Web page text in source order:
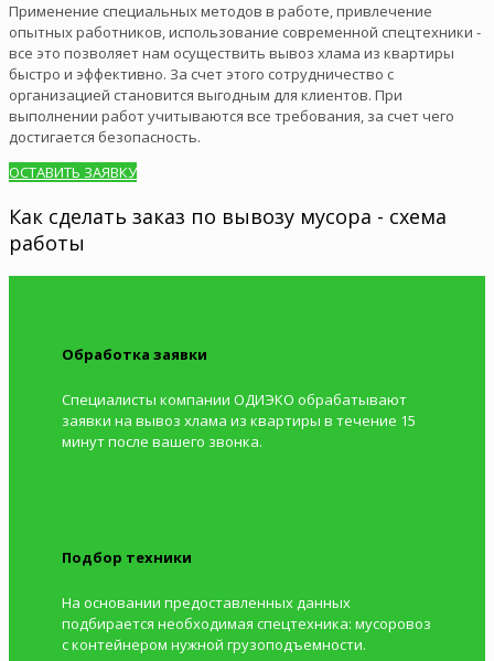
Применение специальных методов в работе, привлечение
опытных работников, использование современной спецтехники -
все это позволяет нам осуществить вывоз хлама из квартиры
быстро и эффективно. За счет этого сотрудничество с
организацией становится выгодным для клиентов. При
выполнении работ учитываются все требования, за счет чего
достигается безопасность.
ОСТАВИТЬ ЗАЯВКУ
Как сделать заказ по вывозу мусора - схема
работы
Обработка заявки
Специалисты компании ОДИЭКО обрабатывают
заявки на вывоз хлама из квартиры в течение 15
минут после вашего звонка.
Подбор техники
На основании предоставленных данных
подбирается необходимая спецтехника: мусоровоз
с контейнером нужной грузоподъемности.